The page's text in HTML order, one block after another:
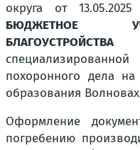
округа от
БЮДЖЕТНОЕ
похоронного дела на
образования
Оформление
погребению